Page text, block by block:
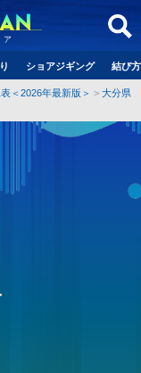
ア
ショアジギング 結び
＜2026年最新版＞
大分県